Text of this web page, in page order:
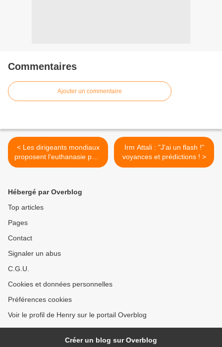
Commentaires
Ajouter un commentaire
< Les dirigeants mondiaux
proposent l'euthanasie pour
les personnes âges
le Forum économique
Irm Attali : "J'ai un flash !"
voyances et prédictions ! >
Hébergé par Overblog
Top articles
Pages
Contact
Signaler un abus
C.G.U.
Cookies et données personnelles
Préférences cookies
Voir le profil de Henry sur le portail Overblog
Créer un blog sur Overblog